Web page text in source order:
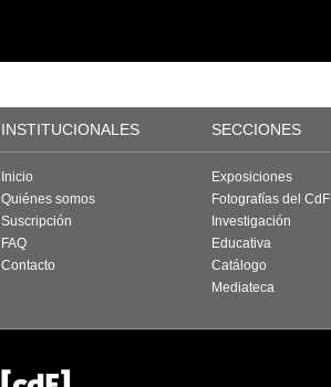
INSTITUCIONALES SECCIONES
Inicio
Quiénes somos
Suscripción
FAQ
Contacto
Exposiciones
Fotografías del CdF
Investigación
Educativa
Catálogo
Mediateca